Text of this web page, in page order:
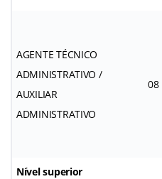
AGENTE TÉCNICO
ADMINISTRATIVO /
AUXILIAR
ADMINISTRATIVO
08
Nível superior